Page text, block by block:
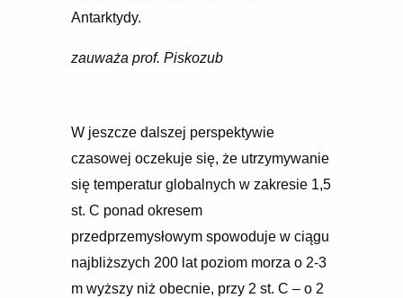
Antarktydy.
zauważa prof. Piskozub
W jeszcze dalszej perspektywie
czasowej oczekuje się, że utrzymywanie
się temperatur globalnych w zakresie 1,5
st. C ponad okresem
przedprzemysłowym spowoduje w ciągu
najbliższych 200 lat poziom morza o 2-3
m wyższy niż obecnie, przy 2 st. C – o 2